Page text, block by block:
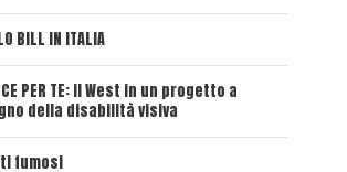
BILL IN ITALIA
PER TE: il West in un progetto a
della disabilità visiva
fumosi